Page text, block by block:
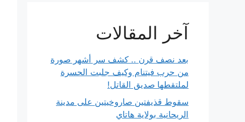
آخر المقالات
بعد نصف قرن .. كشف سر أشهر صورة
من حرب فيتنام وكيف جلبت الحسرة
لملتقطها صديق القاتل!
سقوط قذيفتين صاروخيتين على مدينة
الريحانية بولاية هاتاي